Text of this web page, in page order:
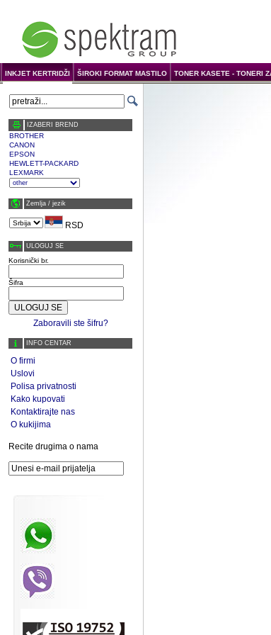
INKJET KERTRIDŽI ŠIROKI FORMAT MASTILO TONER KASETE - TONERI
IZABERI BREND
BROTHER
CANON
EPSON
HEWLETT-PACKARD
LEXMARK
Zemlja / јezik
RSD
ULOGUJ SE
Korisnički br.
Šifra
Zaboravili ste šifru?
INFO CENTAR
O firmi
Uslovi
Polisa privatnosti
Kako kupovati
Kontaktirajte nas
O kukijima
Recite drugima o nama